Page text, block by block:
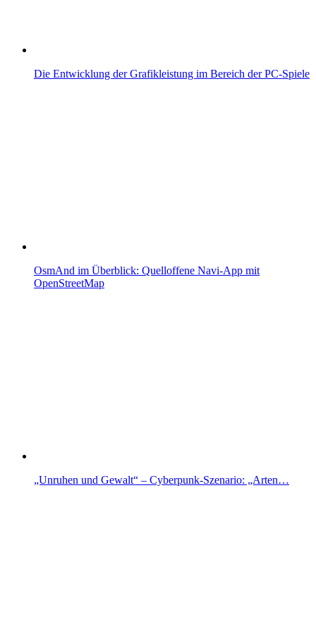
Die Entwicklung der Grafikleistung im Bereich der PC-Spiele
OsmAnd im Überblick: Quelloffene Navi-App mit
OpenStreetMap
„Unruhen und Gewalt“ – Cyberpunk-Szenario: „Arten…